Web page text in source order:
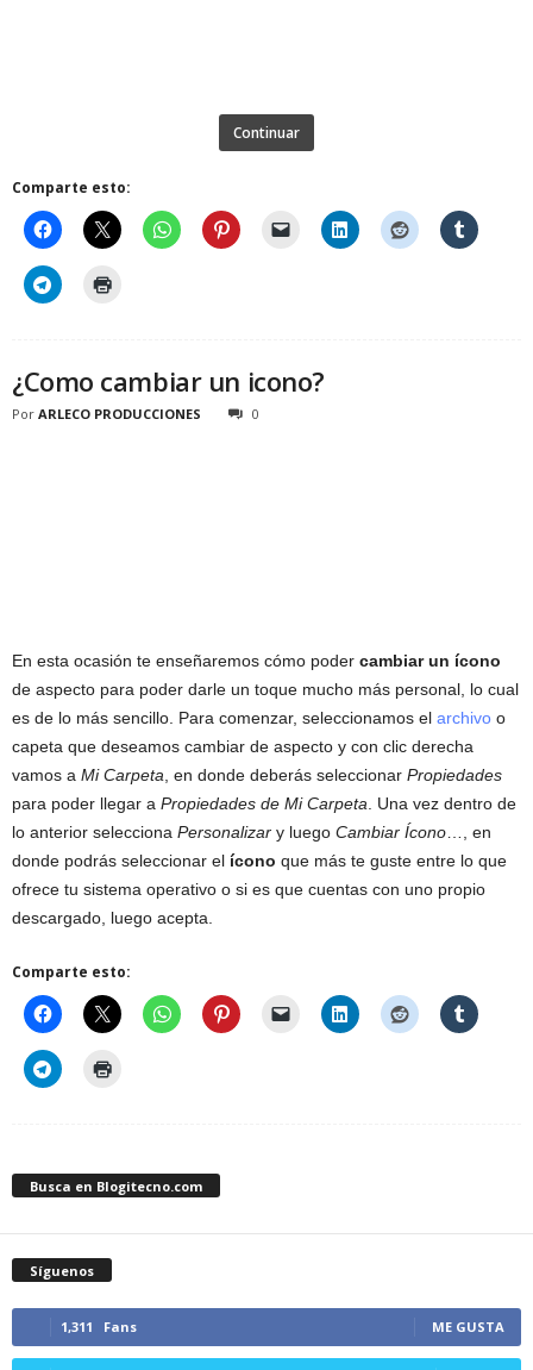
Continuar
Comparte esto:
¿Como cambiar un icono?
Por ARLECO PRODUCCIONES 0
En esta ocasión te enseñaremos cómo poder cambiar un ícono
de aspecto para poder darle un toque mucho más personal, lo cual
es de lo más sencillo. Para comenzar, seleccionamos el archivo o
capeta que deseamos cambiar de aspecto y con clic derecha
vamos a Mi Carpeta, en donde deberás seleccionar Propiedades
para poder llegar a Propiedades de Mi Carpeta. Una vez dentro de
lo anterior selecciona Personalizar y luego Cambiar Ícono…, en
donde podrás seleccionar el ícono que más te guste entre lo que
ofrece tu sistema operativo o si es que cuentas con uno propio
descargado, luego acepta.
Comparte esto:
Busca en Blogitecno.com
Síguenos
1,311 Fans ME GUSTA